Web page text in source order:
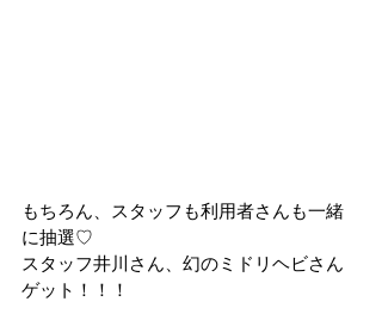
もちろん、スタッフも利用者さんも一緒
に抽選♡
スタッフ井川さん、幻のミドリヘビさん
ゲット！！！